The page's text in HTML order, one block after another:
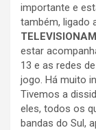
importante e
também, ligado
estar
13 e as redes
jogo. Há muito
Tivemos a
eles, todos os
bandas do Sul,